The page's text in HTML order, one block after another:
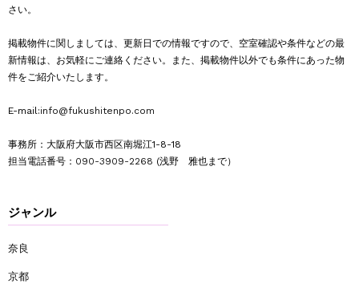
さい。
掲載物件に関しましては、更新日での情報ですので、空室確認や条件などの最
新情報は、お気軽にご連絡ください。また、掲載物件以外でも条件にあった物
件をご紹介いたします。
E-mail:info@fukushitenpo.com
事務所：大阪府大阪市西区南堀江1-8-18
担当電話番号： 090-3909-2268 (浅野 雅也まで）
ジャンル
奈良
京都